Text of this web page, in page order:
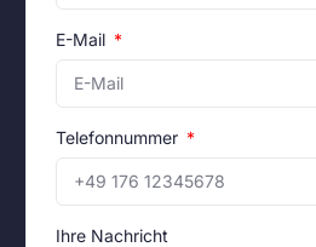
E-Mail
Telefonnummer
Ihre Nachricht